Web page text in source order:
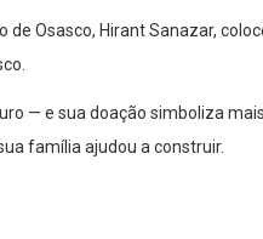
Osasco, Hirant Sanazar,
— e sua doação simboliza
família ajudou a construir.